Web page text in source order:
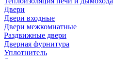
Двери
Двери входные
Двери межкомнатные
Раздвижные двери
Дверная фурнитура
Уплотнитель